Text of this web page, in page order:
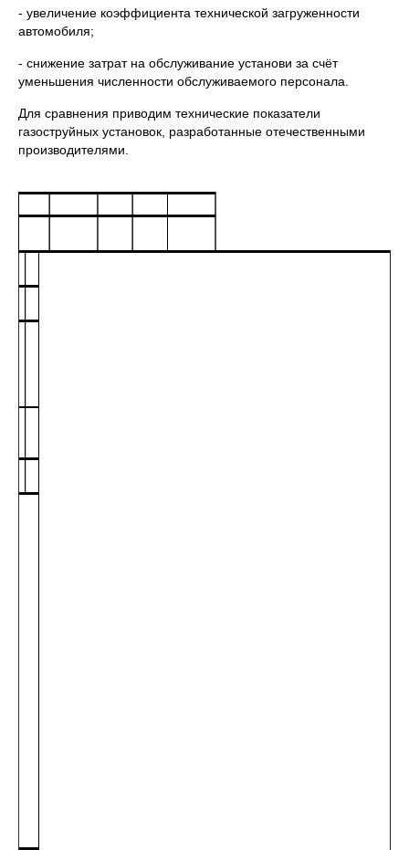
- увеличение коэффициента технической загруженности
автомобиля;
- снижение затрат на обслуживание установи за счёт
уменьшения численности обслуживаемого персонала.
Для сравнения приводим технические показатели
газоструйных установок, разработанные отечественными
производителями.